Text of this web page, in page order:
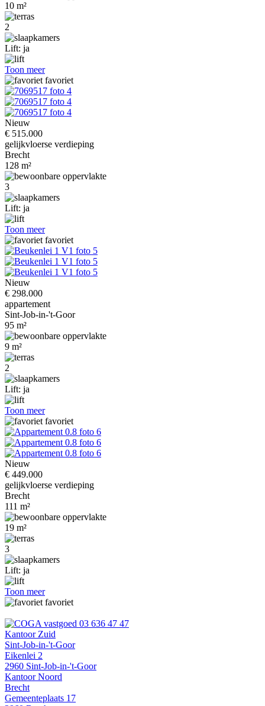
10 m²
2
Lift: ja
Toon meer
favoriet
Nieuw
€ 515.000
gelijkvloerse verdieping
Brecht
128 m²
3
Lift: ja
Toon meer
favoriet
Nieuw
€ 298.000
appartement
Sint-Job-in-'t-Goor
95 m²
9 m²
2
Lift: ja
Toon meer
favoriet
Nieuw
€ 449.000
gelijkvloerse verdieping
Brecht
111 m²
19 m²
3
Lift: ja
Toon meer
favoriet
03 636 47 47
Kantoor Zuid
Sint-Job-in-'t-Goor
Eikenlei 2
2960 Sint-Job-in-'t-Goor
Kantoor Noord
Brecht
Gemeenteplaats 17